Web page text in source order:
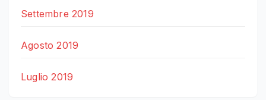
Settembre 2019
Agosto 2019
Luglio 2019